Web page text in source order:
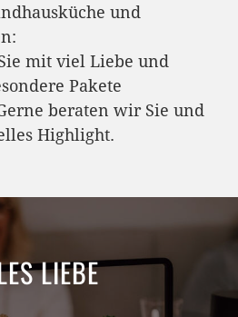
und
mit viel Liebe und
Pakete
beraten wir Sie und
Highlight.
LIEBE